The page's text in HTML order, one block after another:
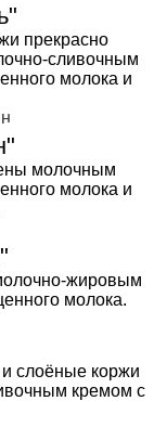
прекрасно
сливочным
молока и
молочным
молока и
жировым
молока.
слоёные коржи
кремом с